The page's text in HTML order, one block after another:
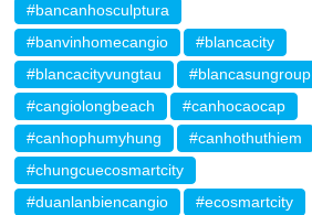
#bancanhosculptura
#banvinhomecangio
#blancacity
#blancacityvungtau
#blancasungroup
#cangiolongbeach
#canhocaocap
#canhophumyhung
#canhothuthiem
#chungcuecosmartcity
#duanlanbiencangio
#ecosmartcity